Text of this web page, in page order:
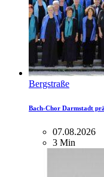
Bergstraße
Bach-Chor Darmstadt
07.08.2026
3 Min